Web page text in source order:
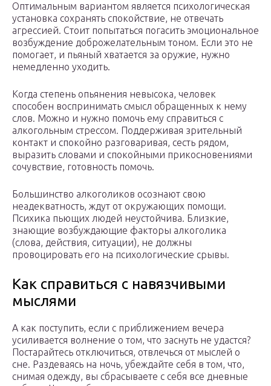
Оптимальным вариантом является психологическая
установка сохранять спокойствие, не отвечать
агрессией. Стоит попытаться погасить эмоциональное
возбуждение доброжелательным тоном. Если это не
помогает, и пьяный хватается за оружие, нужно
немедленно уходить.
Когда степень опьянения невысока, человек
способен воспринимать смысл обращенных к нему
слов. Можно и нужно помочь ему справиться с
алкогольным стрессом. Поддерживая зрительный
контакт и спокойно разговаривая, сесть рядом,
выразить словами и спокойными прикосновениями
сочувствие, готовность помочь.
Большинство алкоголиков осознают свою
неадекватность, ждут от окружающих помощи.
Психика пьющих людей неустойчива. Близкие,
знающие возбуждающие факторы алкоголика
(слова, действия, ситуации), не должны
провоцировать его на психологические срывы.
Как справиться с навязчивыми
мыслями
А как поступить, если с приближением вечера
усиливается волнение о том, что заснуть не удастся?
Постарайтесь отключиться, отвлечься от мыслей о
сне. Раздеваясь на ночь, убеждайте себя в том, что,
снимая одежду, вы сбрасываете с себя все дневные